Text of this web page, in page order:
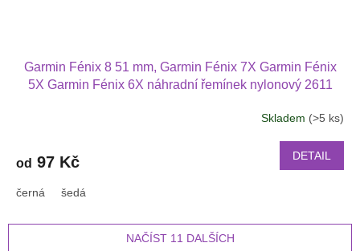
Garmin Fénix 8 51 mm, Garmin Fénix 7X Garmin Fénix
5X Garmin Fénix 6X náhradní řemínek nylonový 2611
Skladem (>5 ks)
od 97 Kč DETAIL
černá šedá
NAČÍST 11 DALŠÍCH